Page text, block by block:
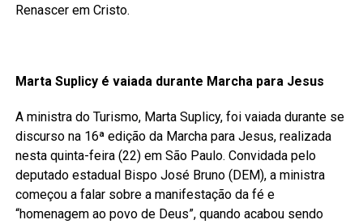
Renascer em Cristo.
Marta Suplicy é vaiada durante Marcha para Jesus
A ministra do Turismo, Marta Suplicy, foi vaiada durante se
discurso na 16ª edição da Marcha para Jesus, realizada
nesta quinta-feira (22) em São Paulo. Convidada pelo
deputado estadual Bispo José Bruno (DEM), a ministra
começou a falar sobre a manifestação da fé e
“homenagem ao povo de Deus”, quando acabou sendo